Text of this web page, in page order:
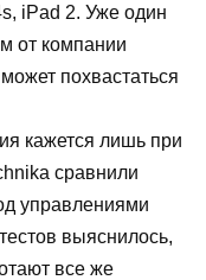
iPad 2. Уже один
от компании
похвастаться
кажется лишь при
сравнили
управлениями
выяснилось,
все же